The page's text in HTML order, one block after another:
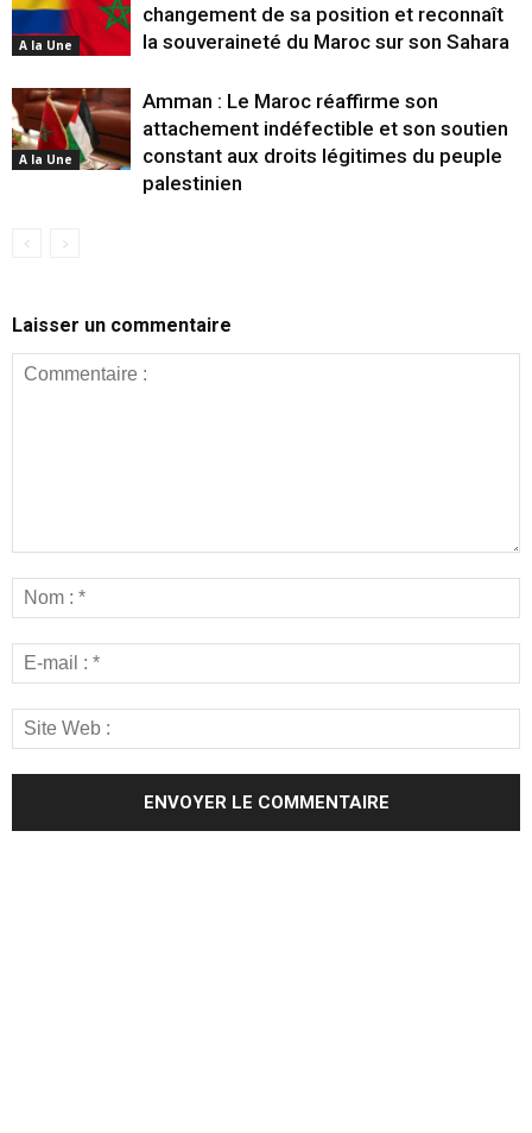
A la Une
changement de sa position et reconnaît
la souveraineté du Maroc sur son Sahara
A la Une
Amman : Le Maroc réaffirme son
attachement indéfectible et son soutien
constant aux droits légitimes du peuple
palestinien
Laisser un commentaire